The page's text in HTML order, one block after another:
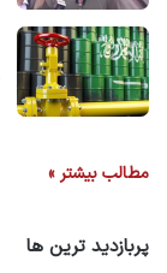
مطالب بیشتر »
پربازدید ترین ها